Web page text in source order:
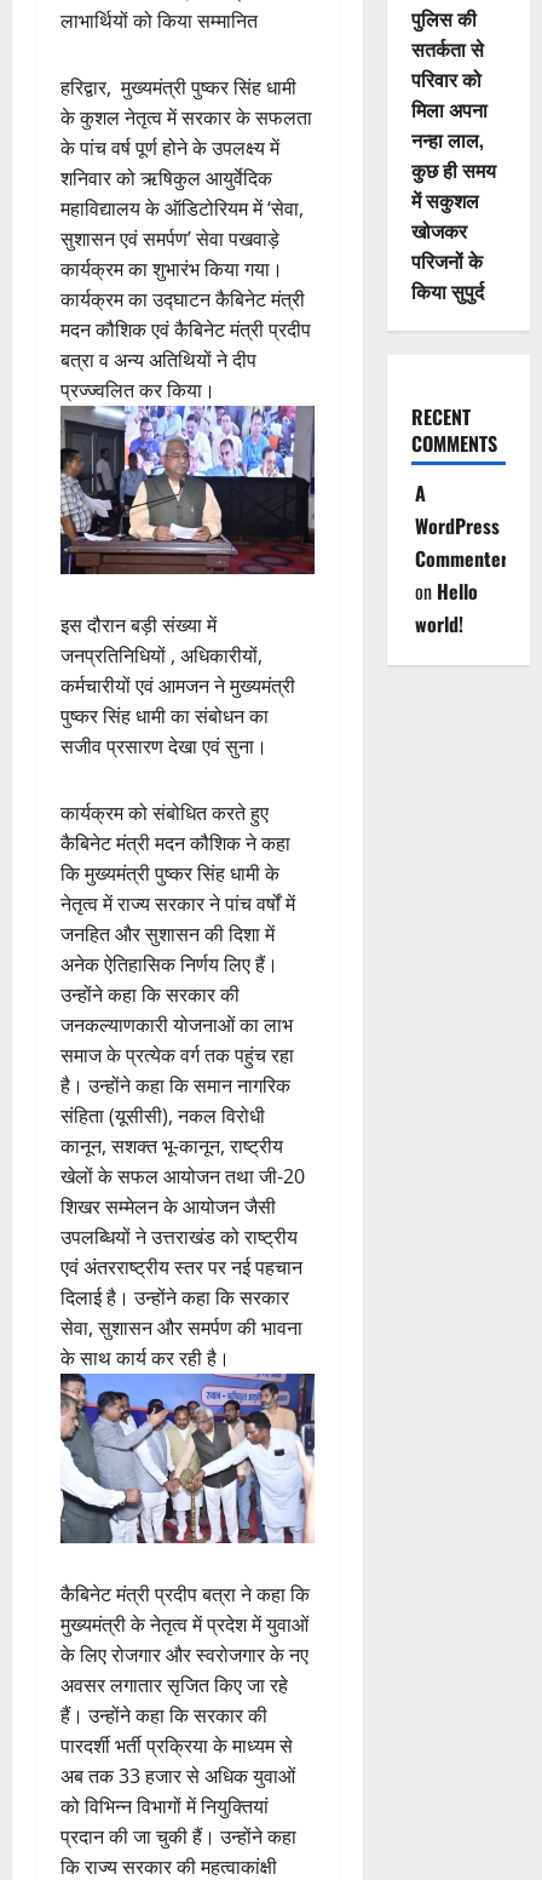
लाभार्थियों को किया सम्मानित
हरिद्वार, मुख्यमंत्री पुष्कर सिंह धामी
के कुशल नेतृत्व में सरकार के सफलता
के पांच वर्ष पूर्ण होने के उपलक्ष्य में
शनिवार को ऋषिकुल आयुर्वेदिक
महाविद्यालय के ऑडिटोरियम में ‘सेवा,
सुशासन एवं समर्पण’ सेवा पखवाड़े
कार्यक्रम का शुभारंभ किया गया।
कार्यक्रम का उद्घाटन कैबिनेट मंत्री
मदन कौशिक एवं कैबिनेट मंत्री प्रदीप
बत्रा व अन्य अतिथियों ने दीप
प्रज्ज्वलित कर किया।
इस दौरान बड़ी संख्या में
जनप्रतिनिधियों , अधिकारीयों,
कर्मचारीयों एवं आमजन ने मुख्यमंत्री
पुष्कर सिंह धामी का संबोधन का
सजीव प्रसारण देखा एवं सुना।
कार्यक्रम को संबोधित करते हुए
कैबिनेट मंत्री मदन कौशिक ने कहा
कि मुख्यमंत्री पुष्कर सिंह धामी के
नेतृत्व में राज्य सरकार ने पांच वर्षों में
जनहित और सुशासन की दिशा में
अनेक ऐतिहासिक निर्णय लिए हैं।
उन्होंने कहा कि सरकार की
जनकल्याणकारी योजनाओं का लाभ
समाज के प्रत्येक वर्ग तक पहुंच रहा
है। उन्होंने कहा कि समान नागरिक
संहिता (यूसीसी), नकल विरोधी
कानून, सशक्त भू-कानून, राष्ट्रीय
खेलों के सफल आयोजन तथा जी-20
शिखर सम्मेलन के आयोजन जैसी
उपलब्धियों ने उत्तराखंड को राष्ट्रीय
एवं अंतरराष्ट्रीय स्तर पर नई पहचान
दिलाई है। उन्होंने कहा कि सरकार
सेवा, सुशासन और समर्पण की भावना
के साथ कार्य कर रही है।
कैबिनेट मंत्री प्रदीप बत्रा ने कहा कि
मुख्यमंत्री के नेतृत्व में प्रदेश में युवाओं
के लिए रोजगार और स्वरोजगार के नए
अवसर लगातार सृजित किए जा रहे
हैं। उन्होंने कहा कि सरकार की
पारदर्शी भर्ती प्रक्रिया के माध्यम से
अब तक 33 हजार से अधिक युवाओं
को विभिन्न विभागों में नियुक्तियां
प्रदान की जा चुकी हैं। उन्होंने कहा
कि राज्य सरकार की महत्वाकांक्षी
पुलिस की
सतर्कता से
परिवार को
मिला अपना
नन्हा लाल,
कुछ ही समय
में सकुशल
खोजकर
परिजनों के
किया सुपुर्द
RECENT
COMMENTS
A
WordPress
Commenter
on Hello
world!